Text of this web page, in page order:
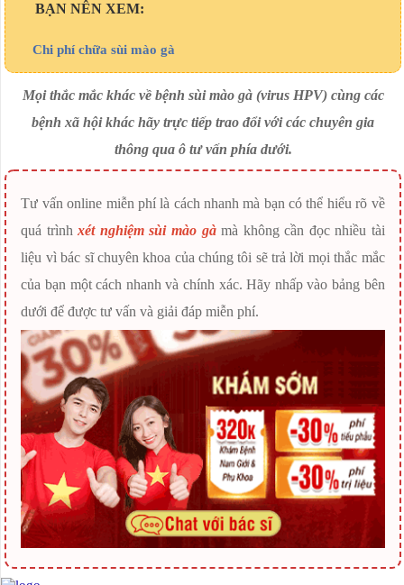
BẠN NÊN XEM:
Chi phí chữa sùi mào gà
Mọi thắc mắc khác về bệnh sùi mào gà (virus HPV) cùng các
bệnh xã hội khác hãy trực tiếp trao đổi với các chuyên gia
thông qua ô tư vấn phía dưới.
Tư vấn online miễn phí là cách nhanh mà bạn có thể hiểu rõ về
quá trìnhxét nghiệm sùi mào gàmà không cần đọc nhiều tài
liệu vì bác sĩ chuyên khoa của chúng tôi sẽ trả lời mọi thắc mắc
của bạn một cách nhanh và chính xác. Hãy nhấp vào bảng bên
dưới để được tư vấn và giải đáp miễn phí.